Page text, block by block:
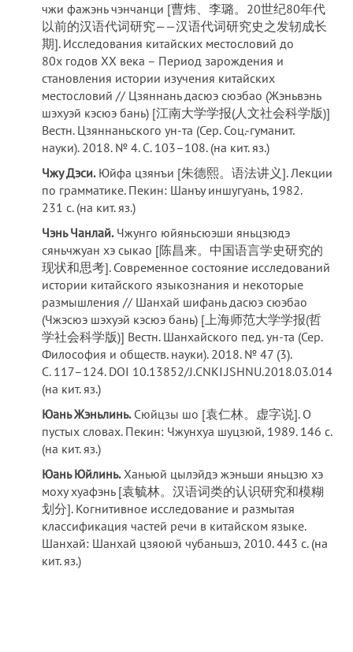
чжи фажэнь чэнчанци [曹炜、李璐。20世纪80年代
以前的汉语代词研究——汉语代词研究史之发轫成长
期]. Исследования китайских местословий до
80х годов XX века – Период зарождения и
становления истории изучения китайских
местословий // Цзяннань дасюэ сюэбао (Жэньвэнь
шэхуэй кэсюэ бань) [江南大学学报(人文社会科学版)]
Вестн. Цзяннаньского ун-та (Сер. Соц.-гуманит.
науки). 2018. № 4. С. 103–108. (на кит. яз.)
Чжу Дэси.Юйфа цзянъи [朱德熙。语法讲义]. Лекции
по грамматике. Пекин: Шанъу иншугуань, 1982.
231 с. (на кит. яз.)
Чэнь Чанлай.Чжунго юйяньсюэши яньцзюдэ
сяньчжуан хэ сыкао [陈昌来。中国语言学史研究的
现状和思考]. Современное состояние исследований
истории китайского языкознания и некоторые
размышления // Шанхай шифань дасюэ сюэбао
(Чжэсюэ шэхуэй кэсюэ бань) [上海师范大学学报(哲
学社会科学版)] Вестн. Шанхайского пед. ун-та (Сер.
Философия и обществ. науки). 2018. № 47 (3).
С. 117–124. DOI 10.13852/J.CNKI.JSHNU.2018.03.014
(на кит. яз.)
Юань Жэньлинь.Сюйцзы шо [袁仁林。虚字说]. О
пустых словах. Пекин: Чжунхуа шуцзюй, 1989. 146 с.
(на кит. яз.)
Юань Юйлинь.Ханьюй цылэйдэ жэньши яньцзю хэ
моху хуафэнь [袁毓林。汉语词类的认识研究和模糊
划分]. Когнитивное исследование и размытая
классификация частей речи в китайском языке.
Шанхай: Шанхай цзяоюй чубаньшэ, 2010. 443 с. (на
кит. яз.)